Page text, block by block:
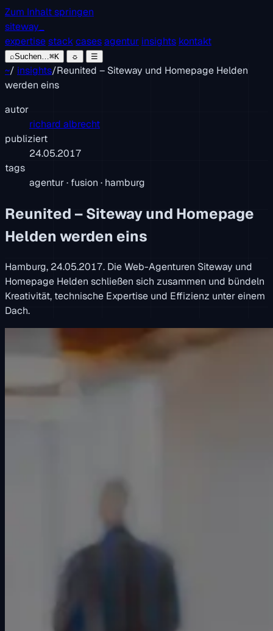
Zum Inhalt springen
siteway
expertisestackcasesagentur insights kontakt
⌕Suchen…⌘K ☼ ☰
~/ insights/Reunited – Siteway und Homepage Helden
werden eins
autor
richard albrecht
publiziert
24.05.2017
tags
agentur · fusion · hamburg
Reunited – Siteway und Homepage
Helden werden eins
Hamburg, 24.05.2017. Die Web-Agenturen Siteway und
Homepage Helden schließen sich zusammen und bündeln
Kreativität, technische Expertise und Effizienz unter einem
Dach.